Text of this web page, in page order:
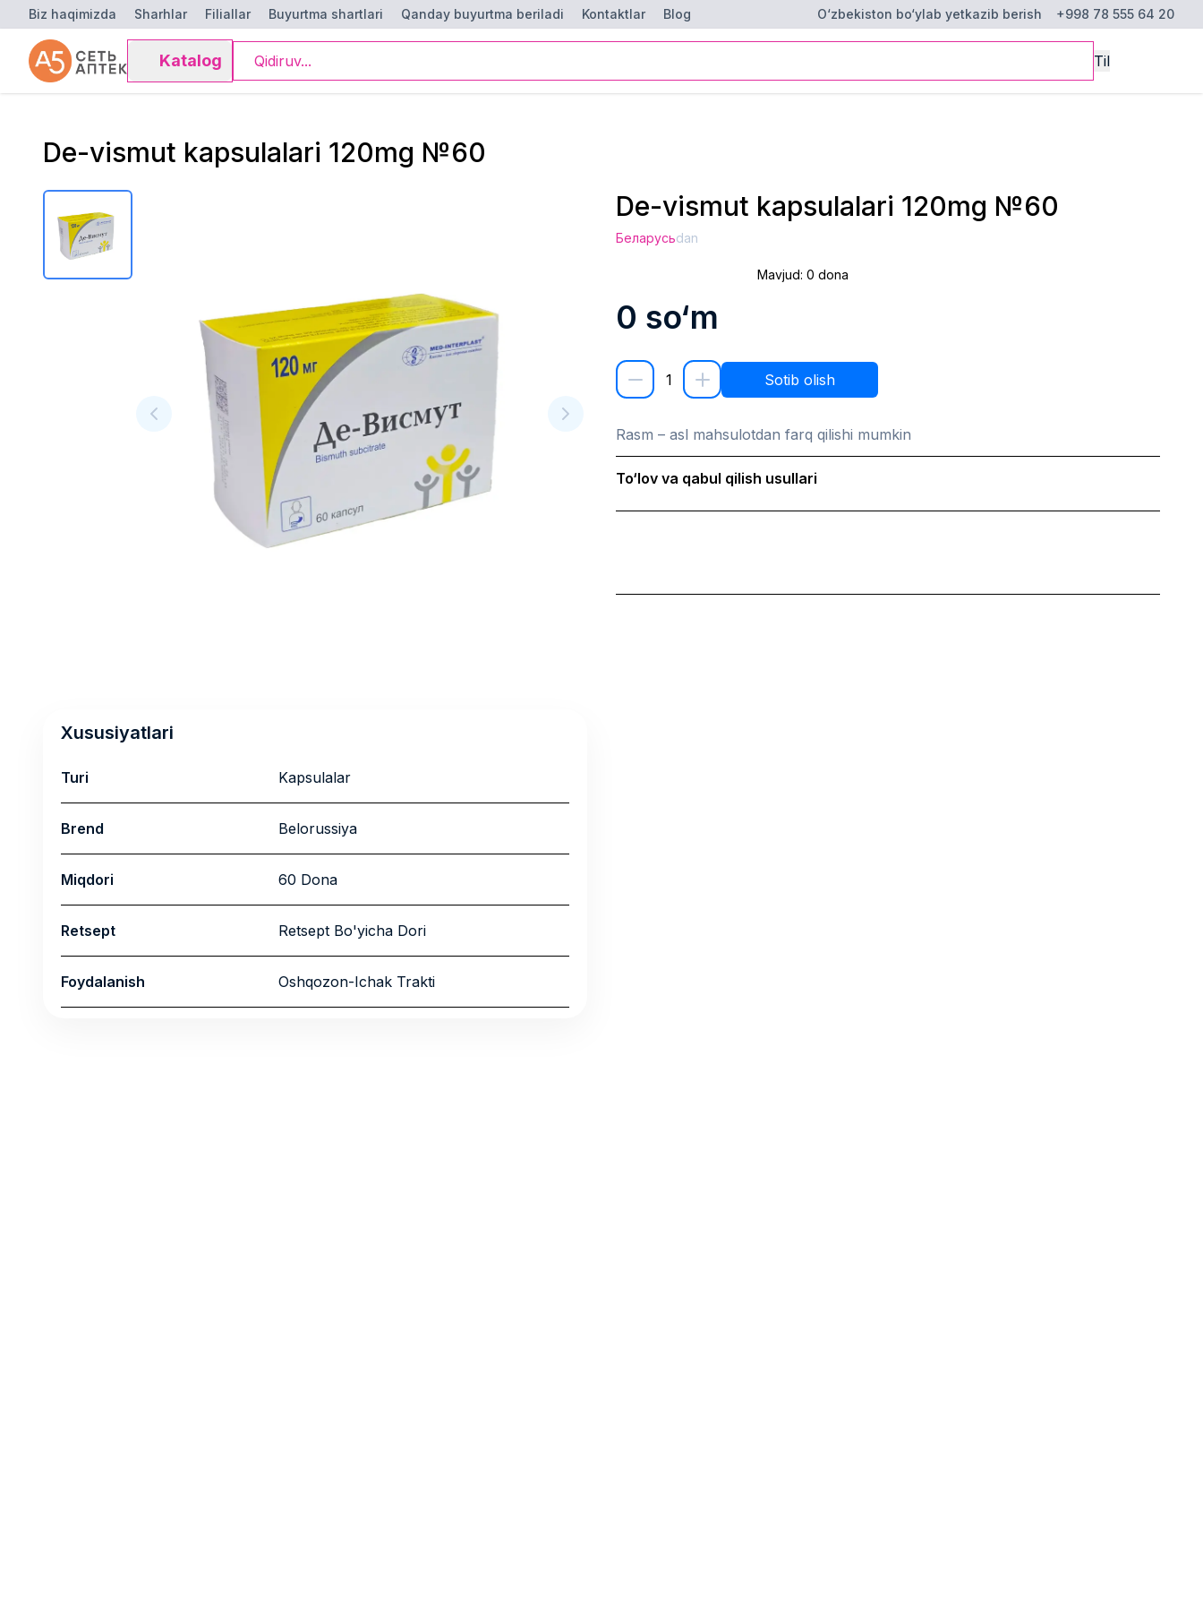
Biz haqimizda Sharhlar Filiallar Buyurtma shartlari Qanday buyurtma beriladi Kontaktlar Blog O‘zbekiston bo‘ylab yetkazib berish +998 78 555 64 20
Katalog Til
De-vismut kapsulalari 120mg №60
Xususiyatlari
Turi Kapsulalar
Brend Belorussiya
Miqdori 60 Dona
Retsept Retsept Bo'yicha Dori
Foydalanish Oshqozon-Ichak Trakti
De-vismut kapsulalari 120mg №60
Беларусьdan
Mavjud: 0 dona
0 so‘m
1 Sotib olish
Rasm – asl mahsulotdan farq qilishi mumkin
To‘lov va qabul qilish usullari